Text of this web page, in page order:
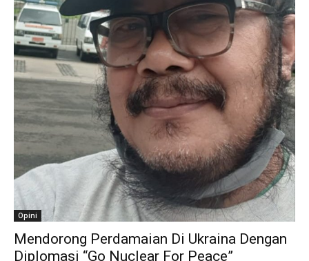
Opini
Mendorong Perdamaian Di Ukraina Dengan
Diplomasi “Go Nuclear For Peace”